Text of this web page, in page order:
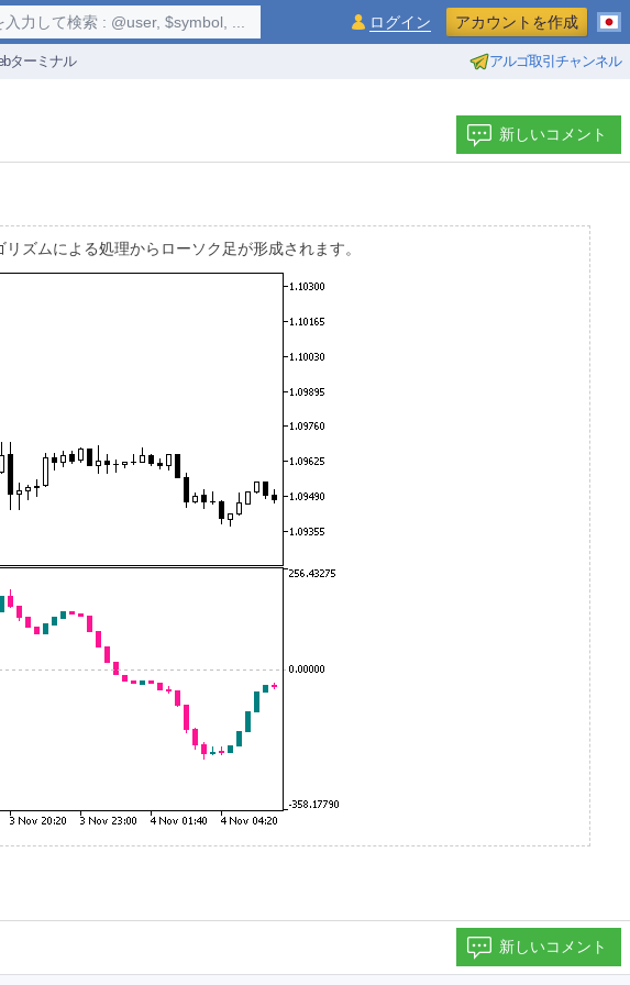
ターミナル アルゴ取引チャンネル
入力して検索 : @user, $symbol, ... ログイン アカウントを作成
新しいコメント
ズムによる処理からローソク足が形成されます。
新しいコメント